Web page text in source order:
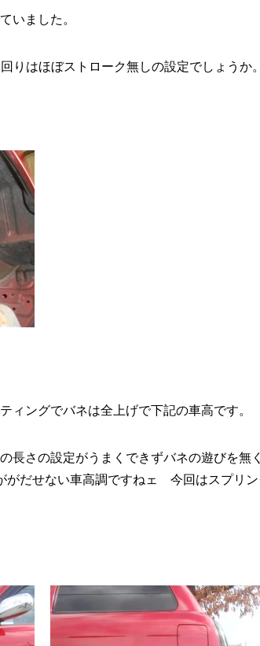
いました。
りはほぼストローク無しの設定でしょうか。
ィングでバネは全上げで下記の車高です。
長さの設定がうまくできずバネの遊びを無
だせない車高調ですねェ 今回はスプリン